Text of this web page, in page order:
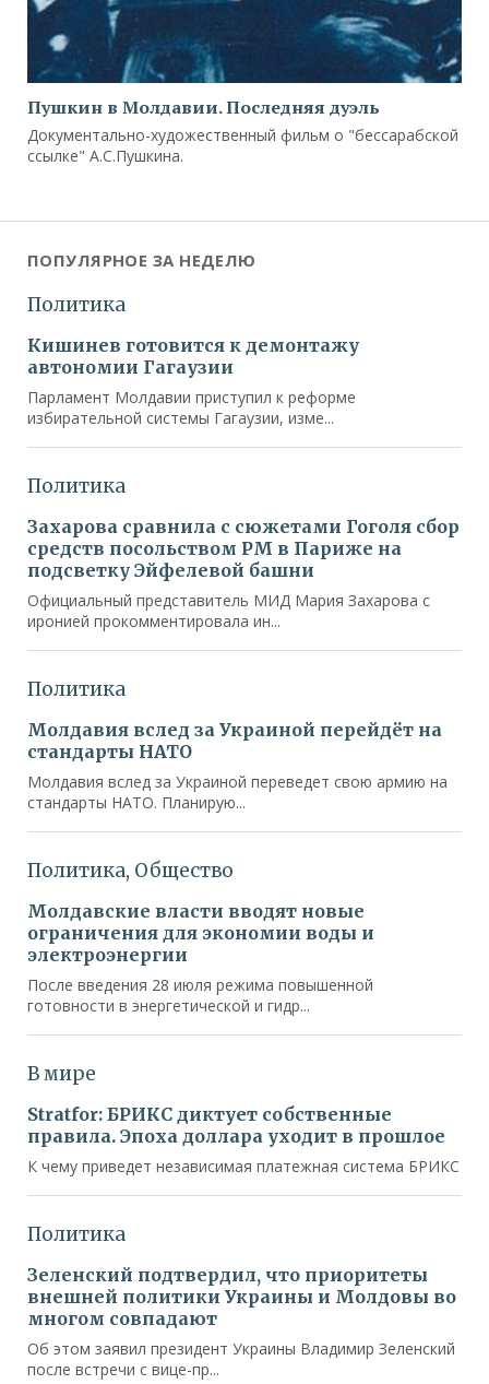
Пушкин в Молдавии. Последняя дуэль
Документально-художественный фильм о "бессарабской
ссылке" А.С.Пушкина.
ПОПУЛЯРНОЕ ЗА НЕДЕЛЮ